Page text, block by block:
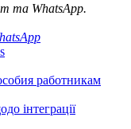
та WhatsApp.
работникам
інтеграції